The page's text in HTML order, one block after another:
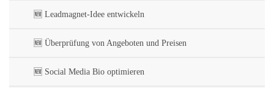
🆕 Leadmagnet-Idee entwickeln
🆕 Überprüfung von Angeboten und Preisen
🆕 Social Media Bio optimieren